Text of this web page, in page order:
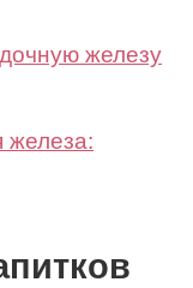
железу
железа: